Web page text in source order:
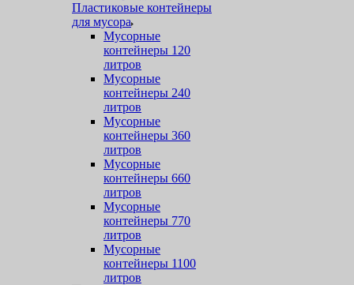
Пластиковые контейнеры
для мусора
Мусорные
контейнеры 120
литров
Мусорные
контейнеры 240
литров
Мусорные
контейнеры 360
литров
Мусорные
контейнеры 660
литров
Мусорные
контейнеры 770
литров
Мусорные
контейнеры 1100
литров